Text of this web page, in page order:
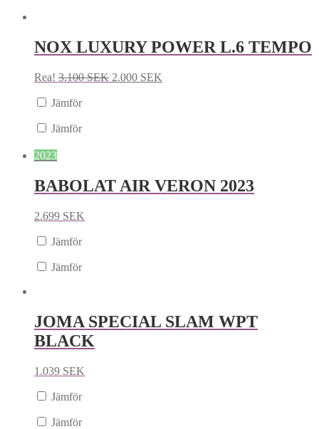
NOX LUXURY POWER L.6 TEMPO
Rea! 3.100SEK 2.000 SEK
Jämför
Jämför
2023
BABOLAT AIR VERON 2023
2.699 SEK
Jämför
Jämför
JOMA SPECIAL SLAM WPT
BLACK
1.039 SEK
Jämför
Jämför